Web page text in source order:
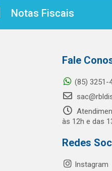
Notas Fiscais
Fale
(85) 3251-
às 12h e das
Redes
Instagram